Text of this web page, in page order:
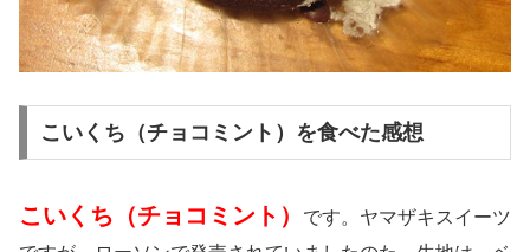
こいくち（チョコミント）を食べた感想
こいくち（チョコミント ）
です。ヤマザキスイーツ